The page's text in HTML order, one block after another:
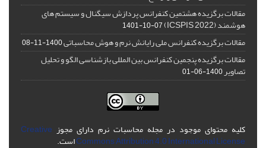
مقالات برگزیده هشتمین کنفرانس پردازش سیگنال و سیستم های
هوشمند (ICSPIS 2022) 1401-10-07
مقالات برگزیده کنفرانس ملی رایانش نرم و هوش محاسباتی1400-11-08
مقالات برگزیده پنجمین کنفرانس بین المللی بازشناسی الگو و تحلیل
تصاویر1400-06-01
کلیه محتوای موجود در مجله محاسبات نرم دارای مجوز Creative
Commons Attribution 4.0 International Licenseاست.